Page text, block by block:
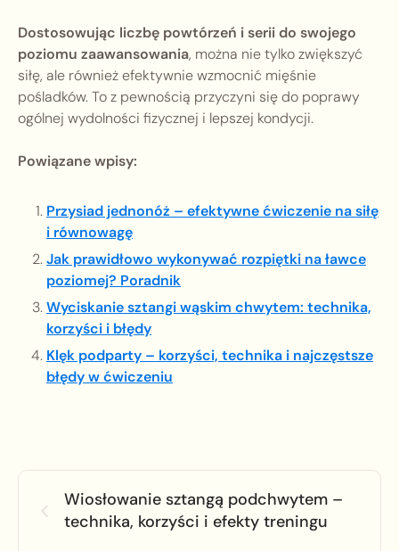
Dostosowując liczbę powtórzeń i serii do swojego
poziomu zaawansowania, można nie tylko zwiększyć
siłę, ale również efektywnie wzmocnić mięśnie
pośladków. To z pewnością przyczyni się do poprawy
ogólnej wydolności fizycznej i lepszej kondycji.
Powiązane wpisy:
Przysiad jednonóż – efektywne ćwiczenie na siłę
i równowagę
Jak prawidłowo wykonywać rozpiętki na ławce
poziomej? Poradnik
Wyciskanie sztangi wąskim chwytem: technika,
korzyści i błędy
Klęk podparty – korzyści, technika i najczęstsze
błędy w ćwiczeniu
Wiosłowanie sztangą podchwytem –
technika, korzyści i efekty treningu